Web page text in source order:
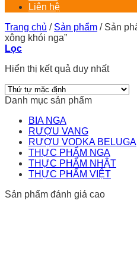
Liên hệ
Trang chủ / Sản phẩm /Sản
xông khói nga”
Lọc
Hiển thị kết quả duy nhất
Danh mục sản phẩm
BIA NGA
RƯỢU VANG
RƯỢU VODKA BELUGA
THỰC PHẨM NGA
THỰC PHẨM NHẬT
THỰC PHẨM VIỆT
Sản phẩm đánh giá cao